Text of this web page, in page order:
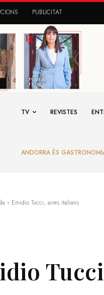
PUBLICITAT
TV REVISTES
ANDORRA ÉS
Emidio Tucci, aires italians